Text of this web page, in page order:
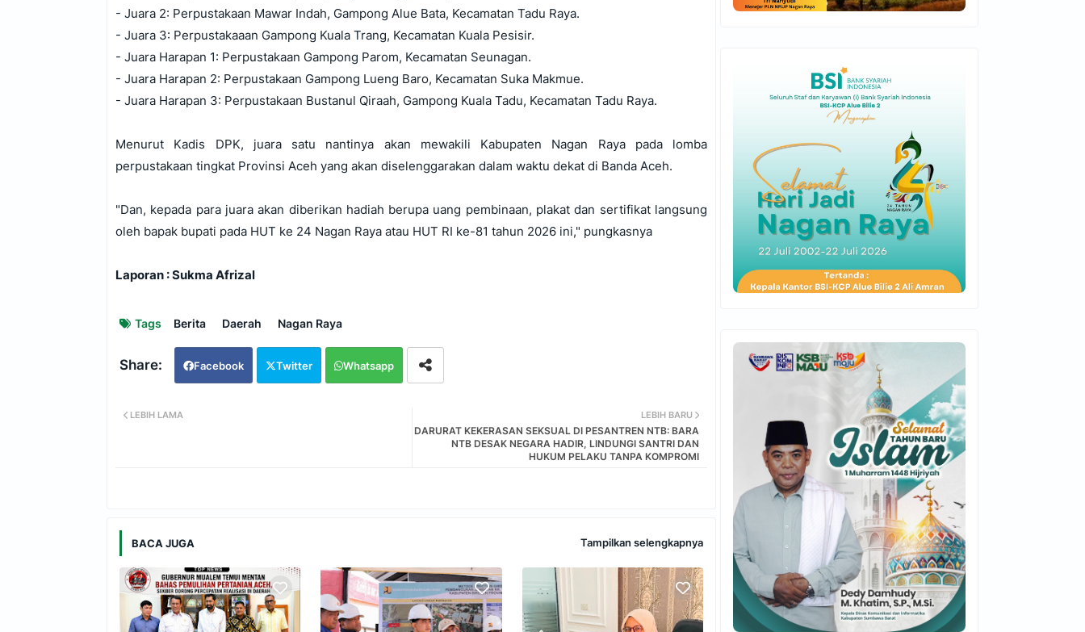
- Juara 2: Perpustakaan Mawar Indah, Gampong Alue Bata, Kecamatan Tadu Raya.
- Juara 3: Perpustakaaan Gampong Kuala Trang, Kecamatan Kuala Pesisir.
- Juara Harapan 1: Perpustakaan Gampong Parom, Kecamatan Seunagan.
- Juara Harapan 2: Perpustakaan Gampong Lueng Baro, Kecamatan Suka Makmue.
- Juara Harapan 3: Perpustakaan Bustanul Qiraah, Gampong Kuala Tadu, Kecamatan Tadu Raya.
Menurut Kadis DPK, juara satu nantinya akan mewakili Kabupaten Nagan Raya pada lomba
perpustakaan tingkat Provinsi Aceh yang akan diselenggarakan dalam waktu dekat di Banda Aceh.
"Dan, kepada para juara akan diberikan hadiah berupa uang pembinaan, plakat dan sertifikat langsung
oleh bapak bupati pada HUT ke 24 Nagan Raya atau HUT RI ke-81 tahun 2026 ini," pungkasnya
Laporan : Sukma Afrizal
Tags Berita Daerah Nagan Raya
Facebook Twitter Whatsapp
LEBIH BARU
DARURAT KEKERASAN SEKSUAL DI PESANTREN NTB: BARA
NTB DESAK NEGARA HADIR, LINDUNGI SANTRI DAN
HUKUM PELAKU TANPA KOMPROMI
LEBIH LAMA
BACA JUGA Tampilkan selengkapnya